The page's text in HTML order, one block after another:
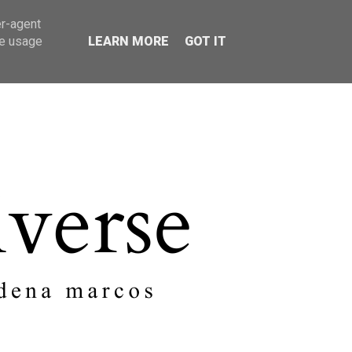
SOBRE MI
agent
usage
LEARN MORE GOT IT